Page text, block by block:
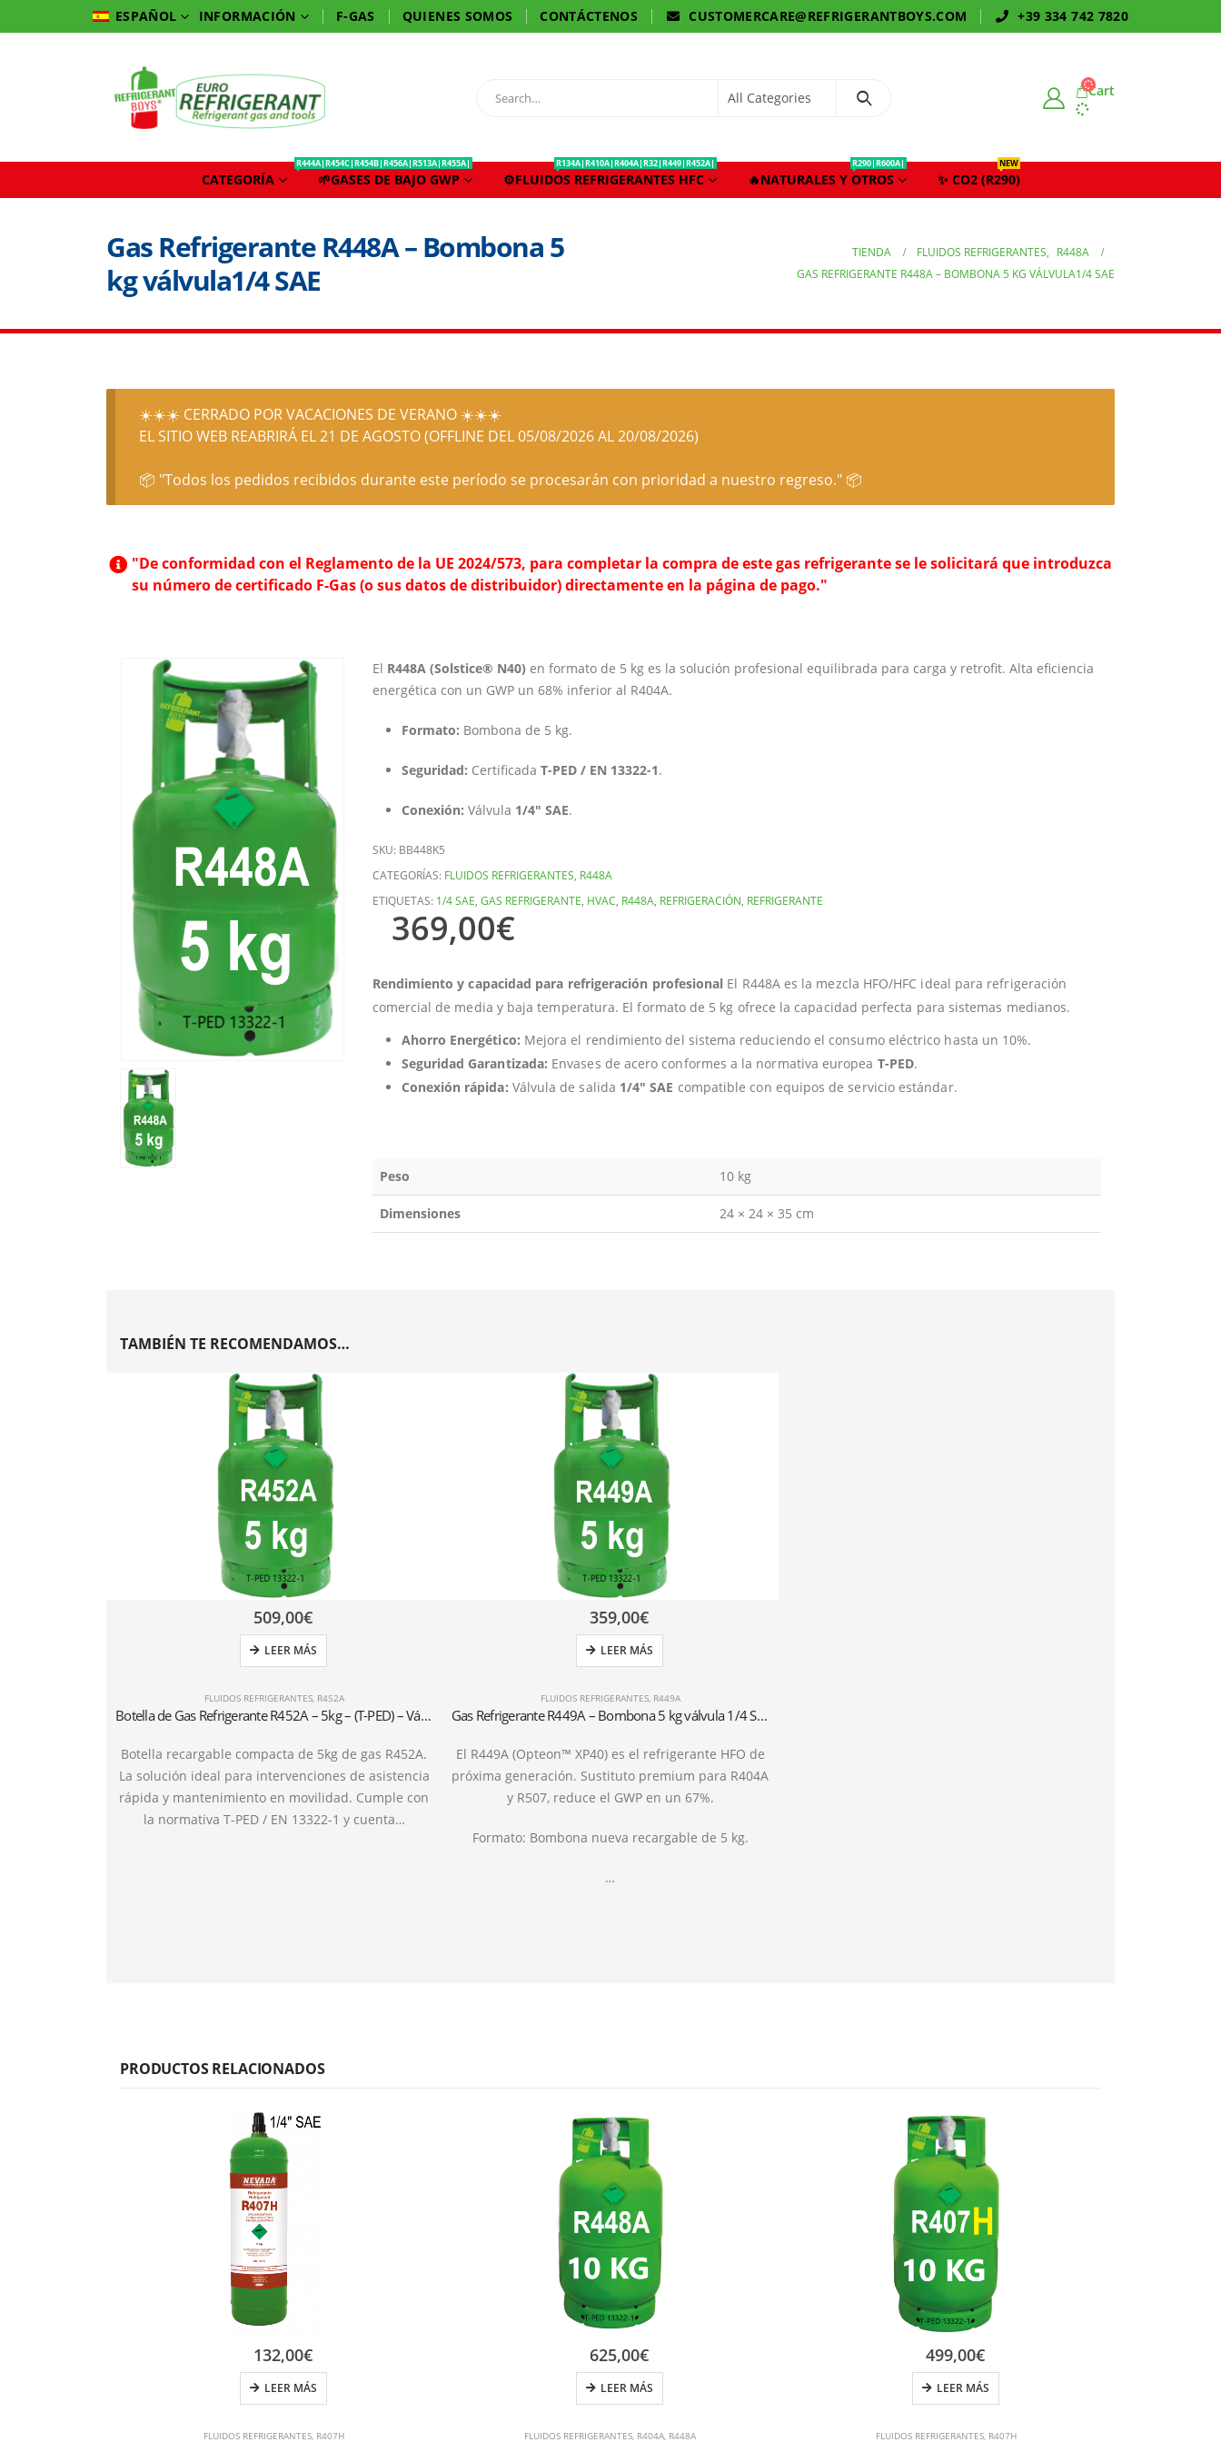
ESPAÑOL INFORMACIÓN F-GAS QUIENES SOMOS CONTÁCTENOS CUSTOMERCARE@REFRIGERANTBOYS.COM +39 334 742 7820
Cart
CATEGORÍA 🌱GASES DE BAJO GWP
R444A|R454C|R454B|R456A|R513A|R455A|
⚙️FLUIDOS REFRIGERANTES HFC
R134A|R410A|R404A|R32|R449|R452A|
🔥NATURALES Y OTROS
R290|R600A|
✨ CO2 (R290)
NEW
Gas Refrigerante R448A – Bombona 5
kg válvula1/4 SAE
TIENDA FLUIDOS REFRIGERANTES, R448A
GAS REFRIGERANTE R448A – BOMBONA 5 KG VÁLVULA1/4 SAE
☀️☀️☀️ CERRADO POR VACACIONES DE VERANO ☀️☀️☀️
EL SITIO WEB REABRIRÁ EL 21 DE AGOSTO (OFFLINE DEL 05/08/2026 AL 20/08/2026)
📦 "Todos los pedidos recibidos durante este período se procesarán con prioridad a nuestro regreso." 📦
"De conformidad con el Reglamento de la UE 2024/573, para completar la compra de este gas refrigerante se le solicitará que introduzca
su número de certificado F-Gas (o sus datos de distribuidor) directamente en la página de pago."
El R448A (Solstice® N40) en formato de 5 kg es la solución profesional equilibrada para carga y retrofit. Alta eficiencia
energética con un GWP un 68% inferior al R404A.
Formato: Bombona de 5 kg.
Seguridad: Certificada T-PED / EN 13322-1.
Conexión: Válvula 1/4″ SAE.
SKU: BB448K5
CATEGORÍAS: FLUIDOS REFRIGERANTES, R448A
ETIQUETAS: 1/4 SAE, GAS REFRIGERANTE, HVAC, R448A, REFRIGERACIÓN, REFRIGERANTE
369,00€
Rendimiento y capacidad para refrigeración profesional El R448A es la mezcla HFO/HFC ideal para refrigeración
comercial de media y baja temperatura. El formato de 5 kg ofrece la capacidad perfecta para sistemas medianos.
Ahorro Energético: Mejora el rendimiento del sistema reduciendo el consumo eléctrico hasta un 10%.
Seguridad Garantizada: Envases de acero conformes a la normativa europea T-PED.
Conexión rápida: Válvula de salida 1/4″ SAE compatible con equipos de servicio estándar.
Peso 10 kg
Dimensiones 24 × 24 × 35 cm
TAMBIÉN TE RECOMENDAMOS…
FLUIDOS REFRIGERANTES, R452A
Botella de Gas Refrigerante R452A – 5kg – (T-PED) – Válvula 1/4″ SAE
Botella recargable compacta de 5kg de gas R452A.
La solución ideal para intervenciones de asistencia
rápida y mantenimiento en movilidad. Cumple con
la normativa T-PED / EN 13322-1 y cuenta…
509,00€
LEER MÁS
FLUIDOS REFRIGERANTES, R449A
Gas Refrigerante R449A – Bombona 5 kg válvula 1/4 SAE
El R449A (Opteon™ XP40) es el refrigerante HFO de
próxima generación. Sustituto premium para R404A
y R507, reduce el GWP en un 67%.
Formato: Bombona nueva recargable de 5 kg.
…
359,00€
LEER MÁS
PRODUCTOS RELACIONADOS
FLUIDOS REFRIGERANTES R407H
132,00€
LEER MÁS
FLUIDOS REFRIGERANTES R404A R448A
625,00€
LEER MÁS
FLUIDOS REFRIGERANTES R407H
499,00€
LEER MÁS